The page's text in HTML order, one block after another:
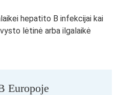
hepatito B infekcijai kai
lėtinė arba ilgalaikė
Europoje